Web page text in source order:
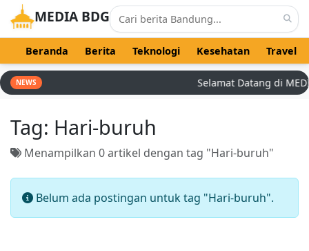
MEDIA BDG
Beranda Berita Teknologi Kesehatan Travel
NEWS Selamat Datang di
Tag: Hari-buruh
Menampilkan 0 artikel dengan tag "Hari-buruh"
Belum ada postingan untuk tag "Hari-buruh".